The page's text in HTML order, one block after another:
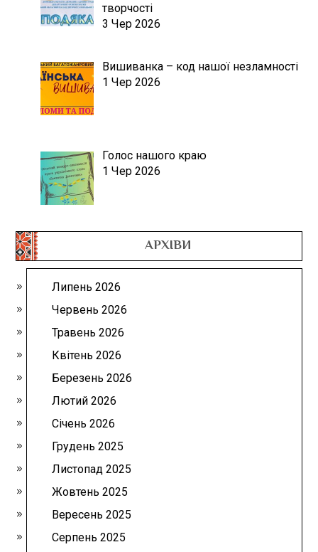
творчості
3 Чер 2026
Вишиванка – код нашої незламності
1 Чер 2026
Голос нашого краю
1 Чер 2026
АРХІВИ
Липень 2026
Червень 2026
Травень 2026
Квітень 2026
Березень 2026
Лютий 2026
Січень 2026
Грудень 2025
Листопад 2025
Жовтень 2025
Вересень 2025
Серпень 2025